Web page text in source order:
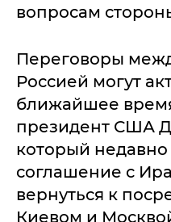
вопросам
Переговоры
Россией могут
ближайшее
президент США
который
соглашение с
вернуться к
Киевом и